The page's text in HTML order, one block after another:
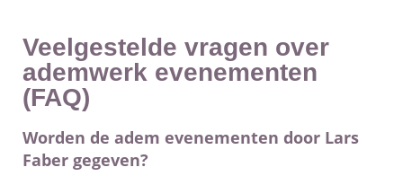
Veelgestelde vragen over
ademwerk evenementen
(FAQ)
Worden de adem evenementen door Lars
Faber gegeven?